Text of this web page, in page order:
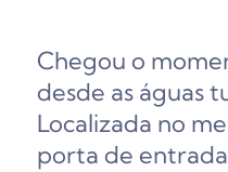
Chegou o
desde as águas
Localizada no
porta de